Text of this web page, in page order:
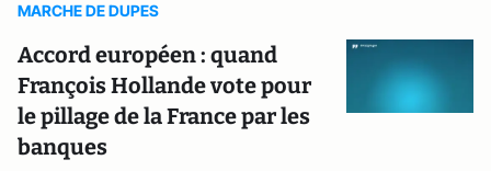
MARCHE DE DUPES
Accord européen : quand
François Hollande vote pour
le pillage de la France par les
banques